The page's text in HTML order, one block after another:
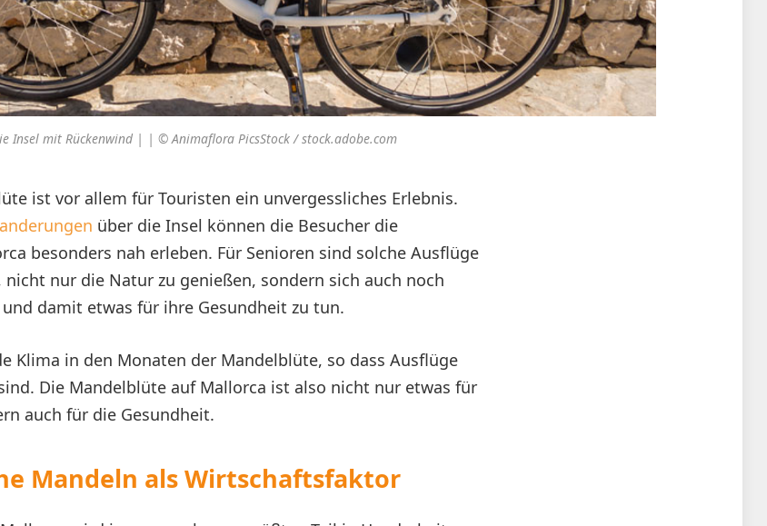
Insel mit Rückenwind | | © Animaflora PicsStock / stock.adobe.com
ist vor allem für Touristen ein unvergessliches Erlebnis.
über die Insel können die Besucher die
besonders nah erleben. Für Senioren sind solche Ausflüge
nur die Natur zu genießen, sondern sich auch noch
damit etwas für ihre Gesundheit zu tun.
Klima in den Monaten der Mandelblüte, so dass Ausflüge
Die Mandelblüte auf Mallorca ist also nicht nur etwas für
auch für die Gesundheit.
Mandeln als Wirtschaftsfaktor